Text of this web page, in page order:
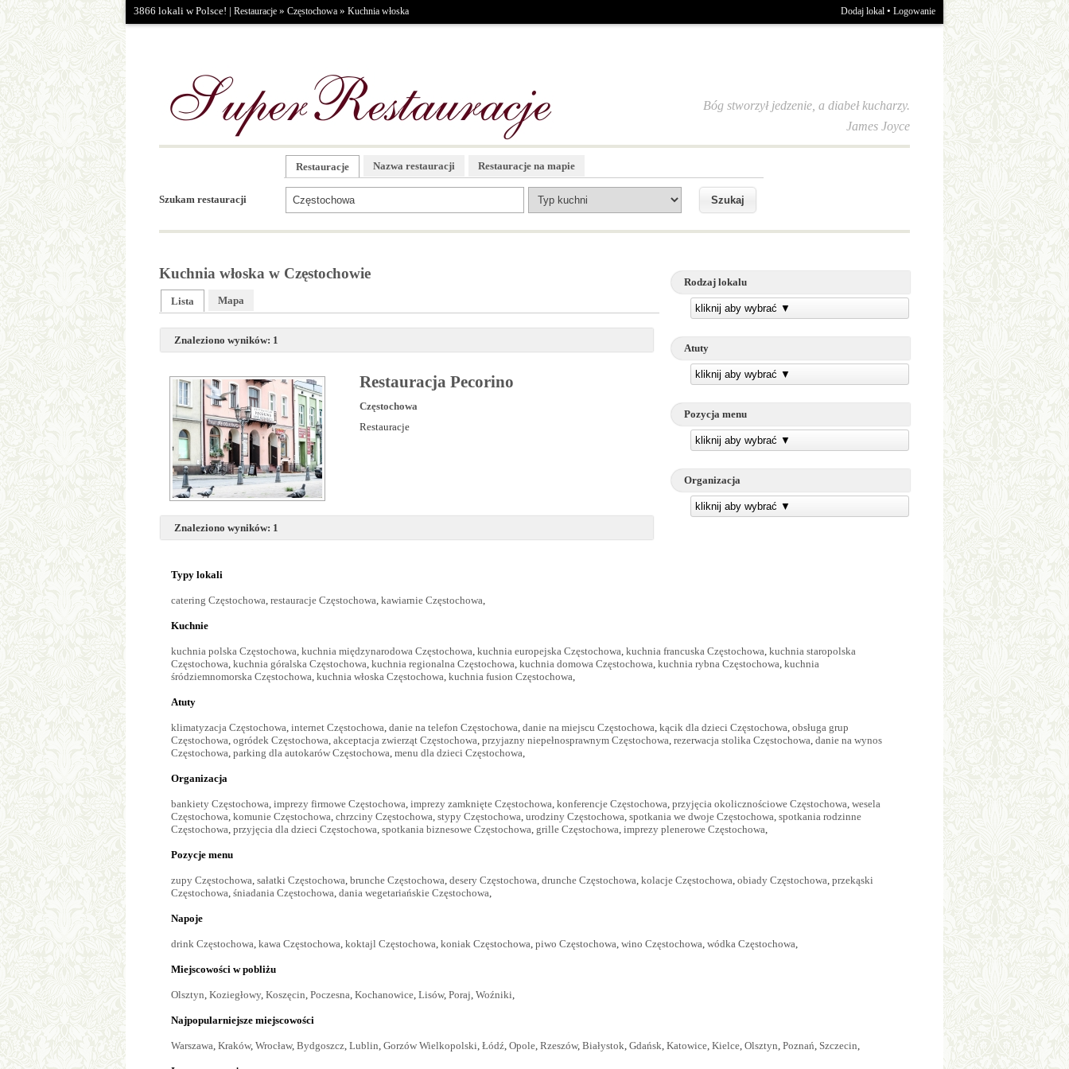
3866 lokali w Polsce! | Restauracje » Częstochowa » Kuchnia włoska Dodaj lokal • Logowanie
Bóg stworzył jedzenie, a diabeł kucharzy.
James Joyce
Szukam restauracji
Restauracje Nazwa restauracji Restauracje na mapie
Rodzaj lokalu
kliknij aby wybrać ▼
Atuty
kliknij aby wybrać ▼
Pozycja menu
kliknij aby wybrać ▼
Organizacja
kliknij aby wybrać ▼
Kuchnia włoska w Częstochowie
Lista Mapa
Znaleziono wyników: 1
Restauracja Pecorino
Częstochowa
Restauracje
Znaleziono wyników: 1
Typy lokali
catering Częstochowa, restauracje Częstochowa, kawiarnie Częstochowa,
Kuchnie
kuchnia polska Częstochowa, kuchnia międzynarodowa Częstochowa, kuchnia europejska Częstochowa, kuchnia francuska Częstochowa, kuchnia staropolska
Częstochowa, kuchnia góralska Częstochowa, kuchnia regionalna Częstochowa, kuchnia domowa Częstochowa, kuchnia rybna Częstochowa, kuchnia
śródziemnomorska Częstochowa, kuchnia włoska Częstochowa, kuchnia fusion Częstochowa,
Atuty
klimatyzacja Częstochowa, internet Częstochowa, danie na telefon Częstochowa, danie na miejscu Częstochowa, kącik dla dzieci Częstochowa, obsługa grup
Częstochowa, ogródek Częstochowa, akceptacja zwierząt Częstochowa, przyjazny niepełnosprawnym Częstochowa, rezerwacja stolika Częstochowa, danie na wynos
Częstochowa, parking dla autokarów Częstochowa, menu dla dzieci Częstochowa,
Organizacja
bankiety Częstochowa, imprezy firmowe Częstochowa, imprezy zamknięte Częstochowa, konferencje Częstochowa, przyjęcia okolicznościowe Częstochowa, wesela
Częstochowa, komunie Częstochowa, chrzciny Częstochowa, stypy Częstochowa, urodziny Częstochowa, spotkania we dwoje Częstochowa, spotkania rodzinne
Częstochowa, przyjęcia dla dzieci Częstochowa, spotkania biznesowe Częstochowa, grille Częstochowa, imprezy plenerowe Częstochowa,
Pozycje menu
zupy Częstochowa, sałatki Częstochowa, brunche Częstochowa, desery Częstochowa, drunche Częstochowa, kolacje Częstochowa, obiady Częstochowa, przekąski
Częstochowa, śniadania Częstochowa, dania wegetariańskie Częstochowa,
Napoje
drink Częstochowa, kawa Częstochowa, koktajl Częstochowa, koniak Częstochowa, piwo Częstochowa, wino Częstochowa, wódka Częstochowa,
Miejscowości w pobliżu
Olsztyn, Koziegłowy, Koszęcin, Poczesna, Kochanowice, Lisów, Poraj, Woźniki,
Najpopularniejsze miejscowości
Warszawa, Kraków, Wrocław, Bydgoszcz, Lublin, Gorzów Wielkopolski, Łódź, Opole, Rzeszów, Białystok, Gdańsk, Katowice, Kielce, Olsztyn, Poznań, Szczecin,